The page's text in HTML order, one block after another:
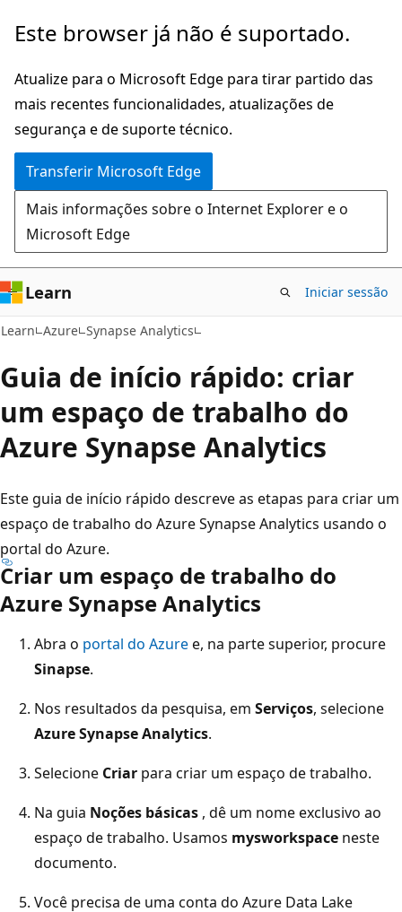
Saltar
o
conteúdo
principal
Este browser já não é suportado.
Atualize para o Microsoft Edge para tirar partido das
mais recentes funcionalidades, atualizações de
segurança e de suporte técnico.
Transferir Microsoft Edge
Mais informações sobre o Internet Explorer e o
Microsoft Edge
Learn Iniciar sessão
Learn Azure Synapse Analytics
Guia de início rápido: criar
um espaço de trabalho do
Azure Synapse Analytics
Este guia de início rápido descreve as etapas para criar um
espaço de trabalho do Azure Synapse Analytics usando o
portal do Azure.
Criar um espaço de trabalho do
Azure Synapse Analytics
Abra o portal do Azuree, na parte superior, procure
Sinapse.
Nos resultados da pesquisa, em Serviços, selecione
Azure Synapse Analytics.
Selecione Criar para criar um espaço de trabalho.
Na guia Noções básicas , dê um nome exclusivo ao
espaço de trabalho. Usamos mysworkspace neste
documento.
Você precisa de uma conta do Azure Data Lake